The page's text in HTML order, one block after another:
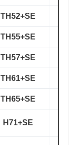
TH52+SE
TH55+SE
TH57+SE
TH61+SE
TH65+SE
H71+SE